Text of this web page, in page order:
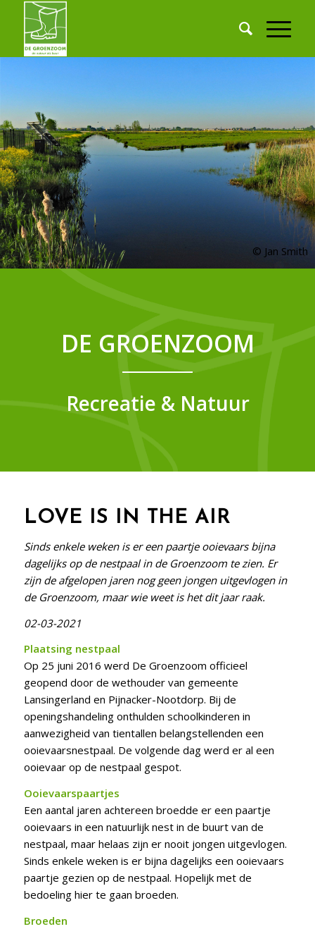
© Jan Smith
DE GROENZOOM
Recreatie & Natuur
LOVE IS IN THE AIR
Sinds enkele weken is er een paartje ooievaars bijna
dagelijks op de nestpaal in de Groenzoom te zien. Er
zijn de afgelopen jaren nog geen jongen uitgevlogen in
de Groenzoom, maar wie weet is het dit jaar raak.
02-03-2021
Plaatsing nestpaal
Op 25 juni 2016 werd De Groenzoom officieel
geopend door de wethouder van gemeente
Lansingerland en Pijnacker-Nootdorp. Bij de
openingshandeling onthulden schoolkinderen in
aanwezigheid van tientallen belangstellenden een
ooievaarsnestpaal. De volgende dag werd er al een
ooievaar op de nestpaal gespot.
Ooievaarspaartjes
Een aantal jaren achtereen broedde er een paartje
ooievaars in een natuurlijk nest in de buurt van de
nestpaal, maar helaas zijn er nooit jongen uitgevlogen.
Sinds enkele weken is er bijna dagelijks een ooievaars
paartje gezien op de nestpaal. Hopelijk met de
bedoeling hier te gaan broeden.
Broeden